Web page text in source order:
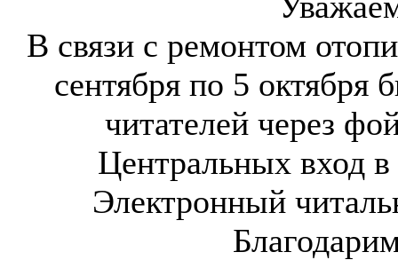
В связи с ремонтом
сентября по 5 октября
читателей через
Центральных вход
Электронный